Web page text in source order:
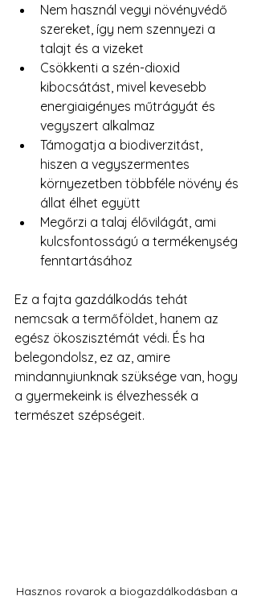
Nem használ vegyi növényvédő
szereket, így nem szennyezi a
talajt és a vizeket
Csökkenti a szén-dioxid
kibocsátást, mivel kevesebb
energiaigényes műtrágyát és
vegyszert alkalmaz
Támogatja a biodiverzitást,
hiszen a vegyszermentes
környezetben többféle növény és
állat élhet együtt
Megőrzi a talaj élővilágát, ami
kulcsfontosságú a termékenység
fenntartásához
Ez a fajta gazdálkodás tehát
nemcsak a termőföldet, hanem az
egész ökoszisztémát védi. És ha
belegondolsz, ez az, amire
mindannyiunknak szüksége van, hogy
a gyermekeink is élvezhessék a
természet szépségeit.
Hasznos rovarok a biogazdálkodásban a